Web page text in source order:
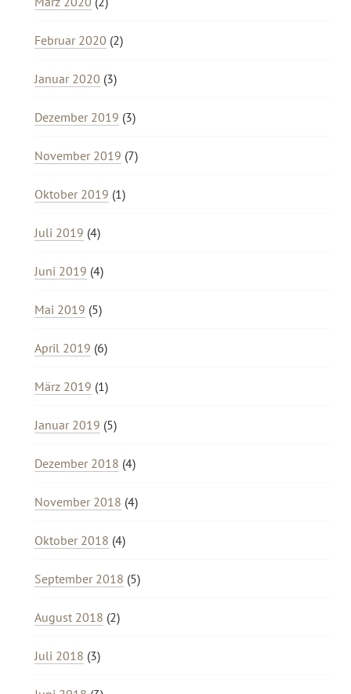
Februar 2020 (2)
Januar 2020 (3)
Dezember 2019 (3)
November 2019 (7)
Oktober 2019 (1)
Juli 2019 (4)
Juni 2019 (4)
Mai 2019 (5)
April 2019 (6)
März 2019 (1)
Januar 2019 (5)
Dezember 2018 (4)
November 2018 (4)
Oktober 2018 (4)
September 2018 (5)
August 2018 (2)
Juli 2018 (3)